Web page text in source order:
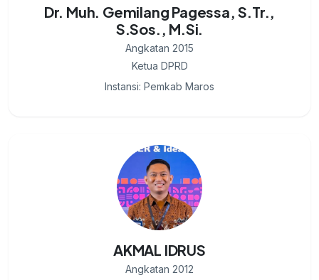
Dr. Muh. Gemilang Pagessa, S.Tr.,
S.Sos., M.Si.
Angkatan 2015
Ketua DPRD
Instansi: Pemkab Maros
AKMAL IDRUS
Angkatan 2012